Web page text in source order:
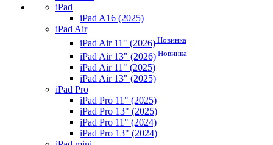
iPad
iPad A16 (2025)
iPad Air
iPad Air 11" (2026) Новинка
iPad Air 13" (2026) Новинка
iPad Air 11" (2025)
iPad Air 13" (2025)
iPad Pro
iPad Pro 11" (2025)
iPad Pro 13" (2025)
iPad Pro 11" (2024)
iPad Pro 13" (2024)